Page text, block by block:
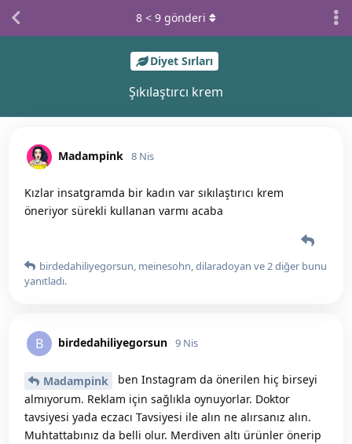
Diyet Sırları
Şıkılaştırcı krem
8 < 9 gönderi
Madampink 8 Nis
Kızlar insatgramda bir kadın var sıkılaştırıcı krem
öneriyor sürekli kullanan varmı acaba
birdedahiliyegorsun, meinesohn,dilaradoyan ve2diğer bunu
yanıtladı.
B birdedahiliyegorsun 9 Nis
Madampink
ben Instagram da önerilen hiç birseyi
almıyorum. Reklam için sağlıkla oynuyorlar. Doktor
tavsiyesi yada eczacı Tavsiyesi ile alın ne alırsanız alın.
Muhtattabınız da belli olur. Merdiven altı ürünler önerip